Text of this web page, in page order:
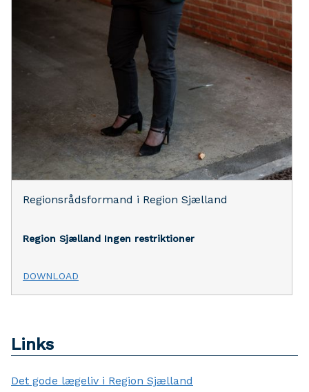
Regionsrådsformand i Region Sjælland
Region Sjælland Ingen restriktioner
DOWNLOAD
Links
Det gode lægeliv i Region Sjælland